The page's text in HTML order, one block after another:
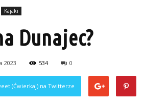
Kajaki
Dunajec?
2023 534 0
(Ćwierkaj) na Twitterze